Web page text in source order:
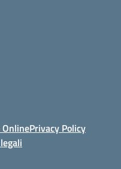
Privacy Policy